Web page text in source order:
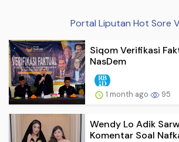
Portal Liputan Hot Sore
Siqom Verifikasi
NasDem
1 month ago 95
Wendy Lo Adik
Komentar Soal